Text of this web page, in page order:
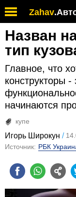
Zahav.
Назван
тип
Главное, что
конструкторы
начинаются
купе
Игорь Широкун
Источник: РБК